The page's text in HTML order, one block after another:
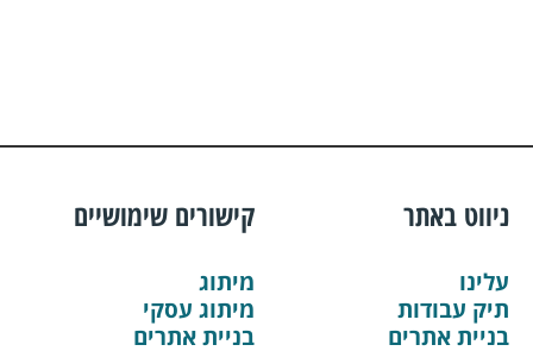
ניווט באתר
עלינו
תיק עבודות
בניית אתרים
קישורים שימושיים
מיתוג
מיתוג עסקי
בניית אתרים